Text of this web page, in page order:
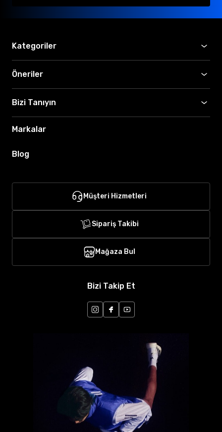
Kategoriler
Öneriler
Bizi Tanıyın
Markalar
Blog
Müşteri Hizmetleri
Sipariş Takibi
Mağaza Bul
Bizi Takip Et